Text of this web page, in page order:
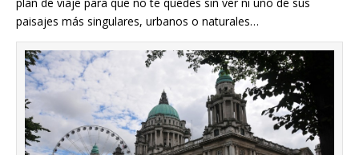
paisajes más singulares, urbanos o naturales…